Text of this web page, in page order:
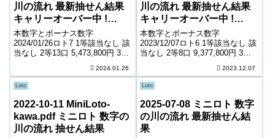
川の流れ 最新抽せん結果
キャリーオーバー中 !
1,015,997,335円
本数字とボーナス数字
2024/01/26ロト7 1等該当なし 該
当なし 2等13口 5,473,800円 3等
9,300円 5等100,486口 1,400円 6
等162,847口 1,000...
2024.01.26
川の流れ 最新抽せん結果
キャリーオーバー中 !
486,750,428円
本数字とボーナス数字
2023/12/07ロト6 1等該当なし 該
当なし 2等8口 9,377,800円 3等
6,500円 5等215,232口 1,000円
キャリーオーバー 486,750...
2023.12.07
Loto
2022-10-11 MiniLoto-
kawa.pdf ミニロト 数字の
川の流れ 抽せん結果
Loto
2025-07-08 ミニロト 数字
の川の流れ 最新抽せん結
果